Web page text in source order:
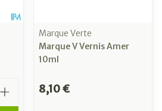
Marque Verte
Marque V Vernis Amer
10ml
8,10 €